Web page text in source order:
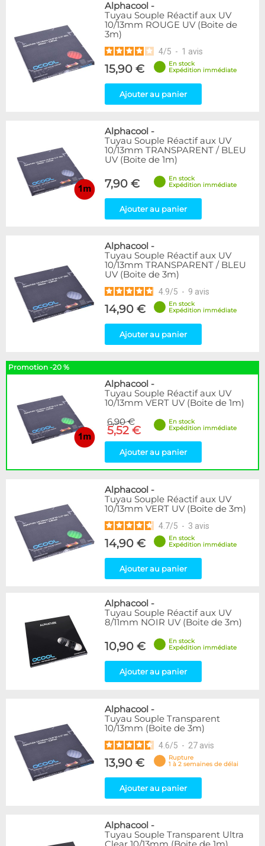
Alphacool -
Tuyau Souple Réactif aux UV
10/13mm ROUGE UV (Boite de
3m)
4/5 - 1 avis
15,90 €
En stock
Expédition immédiate
Ajouter au panier
Alphacool -
Tuyau Souple Réactif aux UV
10/13mm TRANSPARENT / BLEU
UV (Boite de 1m)
7,90 €
En stock
Expédition immédiate
Ajouter au panier
Alphacool -
Tuyau Souple Réactif aux UV
10/13mm TRANSPARENT / BLEU
UV (Boite de 3m)
4.9/5 - 9 avis
14,90 €
En stock
Expédition immédiate
Ajouter au panier
Promotion -20 %
Alphacool -
Tuyau Souple Réactif aux UV
10/13mm VERT UV (Boite de 1m)
6,90 €
5,52 €
En stock
Expédition immédiate
Ajouter au panier
Alphacool -
Tuyau Souple Réactif aux UV
10/13mm VERT UV (Boite de 3m)
4.7/5 - 3 avis
14,90 €
En stock
Expédition immédiate
Ajouter au panier
Alphacool -
Tuyau Souple Réactif aux UV
8/11mm NOIR UV (Boite de 3m)
10,90 €
En stock
Expédition immédiate
Ajouter au panier
Alphacool -
Tuyau Souple Transparent
10/13mm (Boite de 3m)
4.6/5 - 27 avis
13,90 €
Rupture
1 à 2 semaines de délai
Ajouter au panier
Alphacool -
Tuyau Souple Transparent Ultra